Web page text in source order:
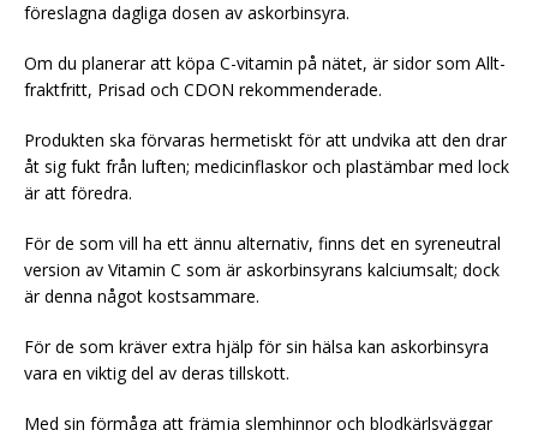
föreslagna dagliga dosen av askorbinsyra.
Om du planerar att köpa C-vitamin på nätet, är sidor som Allt-
fraktfritt, Prisad och CDON rekommenderade.
Produkten ska förvaras hermetiskt för att undvika att den drar
åt sig fukt från luften; medicinflaskor och plastämbar med lock
är att föredra.
För de som vill ha ett ännu alternativ, finns det en syreneutral
version av Vitamin C som är askorbinsyrans kalciumsalt; dock
är denna något kostsammare.
För de som kräver extra hjälp för sin hälsa kan askorbinsyra
vara en viktig del av deras tillskott.
Med sin förmåga att främja slemhinnor och blodkärlsväggar